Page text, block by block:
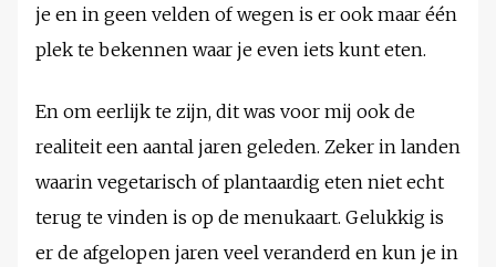
je en in geen velden of wegen is er ook maar één
plek te bekennen waar je even iets kunt eten.
En om eerlijk te zijn, dit was voor mij ook de
realiteit een aantal jaren geleden. Zeker in landen
waarin vegetarisch of plantaardig eten niet echt
terug te vinden is op de menukaart. Gelukkig is
er de afgelopen jaren veel veranderd en kun je in